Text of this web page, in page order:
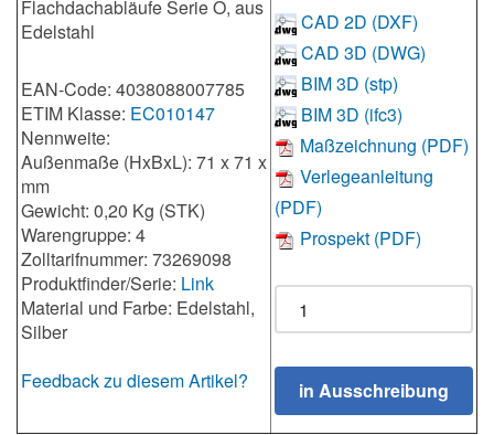
Flachdachabläufe Serie O, aus
Edelstahl
EAN-Code: 4038088007785
ETIM Klasse: EC010147
Nennweite:
Außenmaße (HxBxL): 71 x 71 x
mm
Gewicht: 0,20 Kg (STK)
Warengruppe: 4
Zolltarifnummer: 73269098
Produktfinder/Serie: Link
Material und Farbe: Edelstahl,
Silber
Feedback zu diesem Artikel?
CAD 2D (DXF)
CAD 3D (DWG)
BIM 3D (stp)
BIM 3D (ifc3)
Maßzeichnung (PDF)
Verlegeanleitung
(PDF)
Prospekt (PDF)